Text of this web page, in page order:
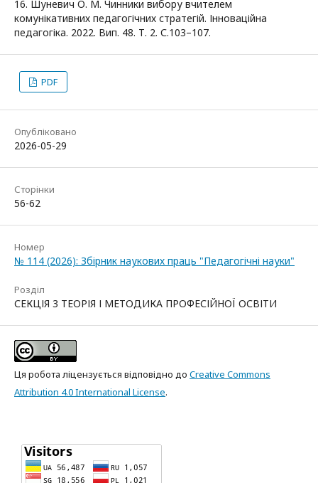
16. Шуневич О. М. Чинники вибору вчителем
комунікативних педагогічних стратегій. Інноваційна
педагогіка. 2022. Вип. 48. Т. 2. С.103–107.
PDF
Опубліковано
2026-05-29
Сторінки
56-62
Номер
№ 114 (2026): Збірник наукових праць "Педагогічні науки"
Розділ
СЕКЦІЯ 3 ТЕОРІЯ І МЕТОДИКА ПРОФЕСІЙНОЇ ОСВІТИ
Ця робота ліцензується відповідно до Creative Commons
Attribution 4.0 International License.